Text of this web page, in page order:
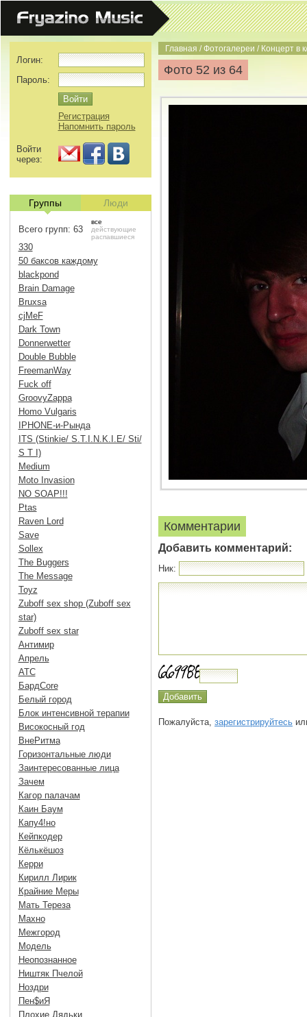
Главная /Фотогалереи / Концерт в
Фото 52 из 64
Комментарии
Добавить комментарий:
Ник:
Пожалуйста, зарегистрируйтесь
Логин:
Пароль:
Регистрация
Напомнить пароль
Войти
через:
Группы Люди
Всего групп: 63
все
действующие
распавшиеся
330
50 баксов каждому
blackpond
Brain Damage
Bruxsa
cjMeF
Dark Town
Donnerwetter
Double Bubble
FreemanWay
Fuck off
GroovyZappa
Homo Vulgaris
IPHONE-и-Рында
ITS (Stinkie/ S.T.I.N.K.I.E/ Sti/
S T I)
Medium
Moto Invasion
NO SOAP!!!
Ptas
Raven Lord
Save
Sollex
The Buggers
The Message
Toyz
Zuboff sex shop (Zuboff sex
star)
Zuboff sex star
Антимир
Апрель
АТС
БардCore
Белый город
Блок интенсивной терапии
Високосный год
ВнеРитма
Горизонтальные люди
Заинтересованные лица
Зачем
Кагор палачам
Каин Баум
Капу4!но
Кейпкодер
Кёлькёшоз
Керри
Кирилл Лирик
Крайние Меры
Мать Тереза
Махно
Межгород
Модель
Неопознанное
Ништяк Пчелой
Ноздри
Пен$иЯ
Плохие Дядьки